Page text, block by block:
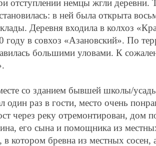
отступлении немцы жгли деревни.
в ней была открыта
Деревня входила в колхоз
году в совхоз «Азановский». По
большими уловами. К
со зданием бывшей школы/
один раз в гости, место очень
через реку отремонтирован, дом
его сына и помощника из
в котором бревна из местных